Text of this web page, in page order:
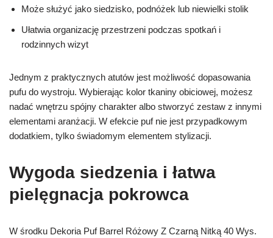
Może służyć jako siedzisko, podnóżek lub niewielki stolik
Ułatwia organizację przestrzeni podczas spotkań i
rodzinnych wizyt
Jednym z praktycznych atutów jest możliwość dopasowania
pufu do wystroju. Wybierając kolor tkaniny obiciowej, możesz
nadać wnętrzu spójny charakter albo stworzyć zestaw z innymi
elementami aranżacji. W efekcie puf nie jest przypadkowym
dodatkiem, tylko świadomym elementem stylizacji.
Wygoda siedzenia i łatwa
pielęgnacja pokrowca
W środku Dekoria Puf Barrel Różowy Z Czarną Nitką 40 Wys.